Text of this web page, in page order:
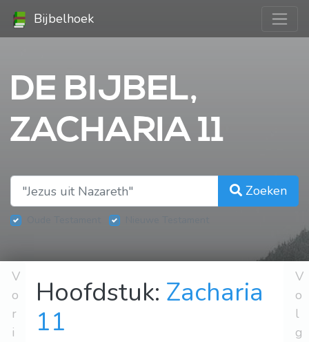
Bijbelhoek
DE BIJBEL,
ZACHARIA 11
Zoeken
V
o
r
i
Hoofdstuk: Zacharia
11
V
o
l
g